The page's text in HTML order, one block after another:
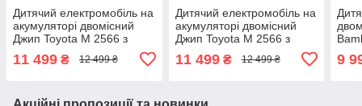
Дитячий електромобіль на
акумуляторі двомісний
Джип Toyota M 2566 з
пультом р/у для дітей 3-8
років Чорний
11 499 ₴ 12 499 ₴
Дитячий електромобіль на
акумуляторі двомісний
Джип Toyota M 2566 з
пультом р/у для дітей 3-8
років Білий
11 499₴ 12 499 ₴ 9